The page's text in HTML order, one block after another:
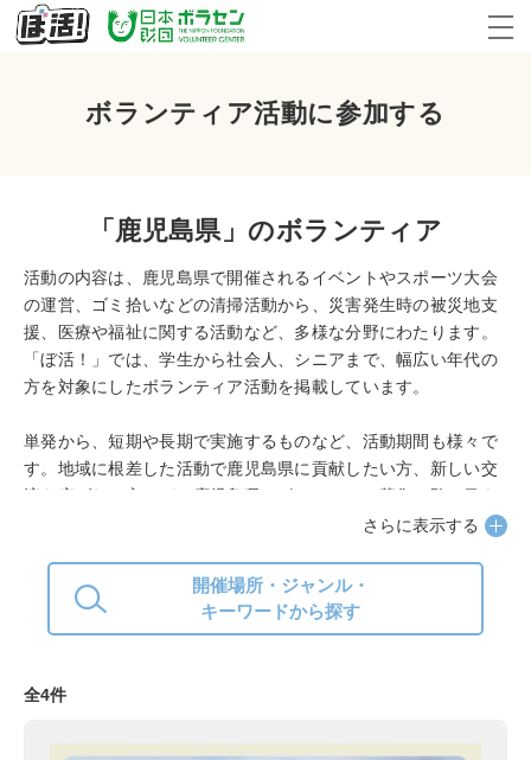
ボランティア活動に参加する
「鹿児島県」のボランティア
活動の内容は、鹿児島県で開催されるイベントやスポーツ大会
の運営、ゴミ拾いなどの清掃活動から、災害発生時の被災地支
援、医療や福祉に関する活動など、多様な分野にわたります。
「ぼ活！」では、学生から社会人、シニアまで、幅広い年代の
方を対象にしたボランティア活動を掲載しています。
単発から、短期や長期で実施するものなど、活動期間も様々で
す。地域に根差した活動で鹿児島県に貢献したい方、新しい交
流を広げたい方、ぜひ鹿児島県のボランティア募集一覧に目を
さらに表示する
開催場所・ジャンル・
キーワードから探す
全4件